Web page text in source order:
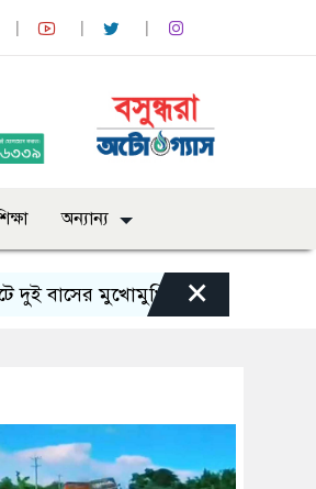
অন্যান্য
মুখোমুখি সংঘর্ষে নিহত বেড়ে ৯
×